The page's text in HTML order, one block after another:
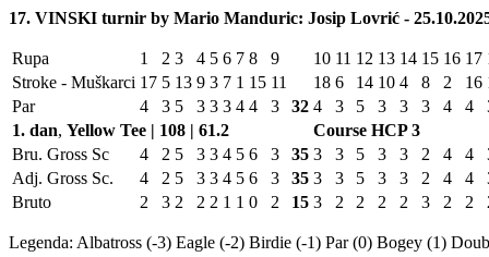
17. VINSKI turnir by Mario Manduric: Josip Lovrić -
Rupa 1 2 3 4 5 6 7 8 9 10 11 12 13 14 15 16 17
Stroke - Muškarci 17 5 13 9 3 7 1 15 11 18 6 14 10 4 8 2 16
Par
4 3 5 3 3 3 4 4 3 32 4 3 5 3 3 3 4 4
1. dan, Yellow Tee | 108 | 61.2 Course HCP3
Bru. Gross Sc
4 2 5 3 3 4 5 6 3 35 3 3 5 3 3 2 4 4
Adj. Gross Sc.
4 2 5 3 3 4 5 6 3 35 3 3 5 3 3 2 4 4
Bruto
2 3 2 2 2 1 1 0 2 15 3 2 2 2 2 3 2 2
Legenda: Albatross (-3) Eagle (-2) Birdie (-1) Par (0) Bogey (1)